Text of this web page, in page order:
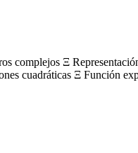
complejos Ξ
cuadráticas Ξ Función